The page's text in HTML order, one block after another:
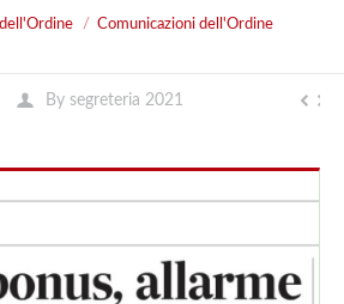
Comunicazioni dell'Ordine
By segreteria 2021